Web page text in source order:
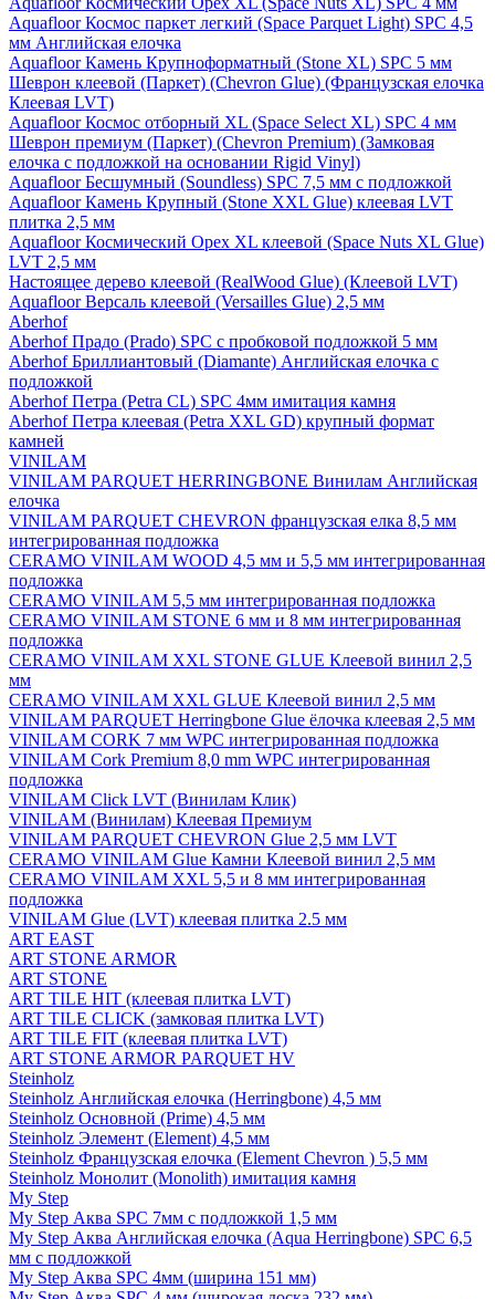
Aquafloor Космос паркет легкий (Space Parquet Light) SPC 4,5
мм Английская елочка
Aquafloor Камень Крупноформатный (Stone XL) SPC 5 мм
Шеврон клеевой (Паркет) (Chevron Glue) (Французская елочка
Клеевая LVT)
Aquafloor Космос отборный XL (Space Select XL) SPC 4 мм
Шеврон премиум (Паркет) (Chevron Premium) (Замковая
елочка с подложкой на основании Rigid Vinyl)
Aquafloor Бесшумный (Soundless) SPC 7,5 мм с подложкой
Aquafloor Камень Крупный (Stone XXL Glue) клеевая LVT
плитка 2,5 мм
Aquafloor Космический Орех XL клеевой (Space Nuts XL Glue)
LVT 2,5 мм
Настоящее дерево клеевой (RealWood Glue) (Клеевой LVT)
Aquafloor Версаль клеевой (Versailles Glue) 2,5 мм
Aberhof
Aberhof Прадо (Prado) SPC с пробковой подложкой 5 мм
Aberhof Бриллиантовый (Diamante) Английская елочка с
подложкой
Aberhof Петра (Petra CL) SPC 4мм имитация камня
Aberhof Петра клеевая (Petra XXL GD) крупный формат
камней
VINILAM
VINILAM PARQUET HERRINGBONE Винилам Английская
елочка
VINILAM PARQUET CHEVRON французская елка 8,5 мм
интегрированная подложка
CERAMO VINILAM WOOD 4,5 мм и 5,5 мм интегрированная
подложка
CERAMO VINILAM 5,5 мм интегрированная подложка
CERAMO VINILAM STONE 6 мм и 8 мм интегрированная
подложка
CERAMO VINILAM XXL STONE GLUE Клеевой винил 2,5
мм
CERAMO VINILAM XXL GLUE Клеевой винил 2,5 мм
VINILAM PARQUET Herringbone Glue ёлочка клеевая 2,5 мм
VINILAM CORK 7 мм WPC интегрированная подложка
VINILAM Cork Premium 8,0 mm WPC интегрированная
подложка
VINILAM Click LVT (Винилам Клик)
VINILAM (Винилам) Клеевая Премиум
VINILAM PARQUET CHEVRON Glue 2,5 мм LVT
CERAMO VINILAM Glue Камни Клеевой винил 2,5 мм
CERAMO VINILAM XXL 5,5 и 8 мм интегрированная
подложка
VINILAM Glue (LVT) клеевая плитка 2.5 мм
ART EAST
ART STONE ARMOR
ART STONE
ART TILE HIT (клеевая плитка LVT)
ART TILE CLICK (замковая плитка LVT)
ART TILE FIT (клеевая плитка LVT)
ART STONE ARMOR PARQUET HV
Steinholz
Steinholz Английская елочка (Herringbone) 4,5 мм
Steinholz Основной (Prime) 4,5 мм
Steinholz Элемент (Element) 4,5 мм
Steinholz Французская елочка (Element Chevron ) 5,5 мм
Steinholz Монолит (Monolith) имитация камня
My Step
My Step Аква SPC 7мм c подложкой 1,5 мм
My Step Аква Английская елочка (Aqua Herringbone) SPC 6,5
мм с подложкой
My Step Аква SPC 4мм (ширина 151 мм)